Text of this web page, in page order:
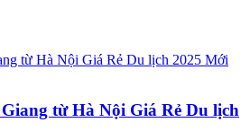
từ Hà Nội Giá Rẻ Du lịch